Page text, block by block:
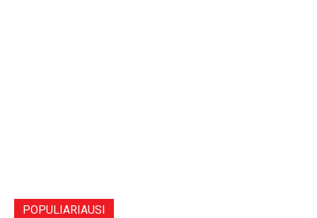
POPULIARIAUSI